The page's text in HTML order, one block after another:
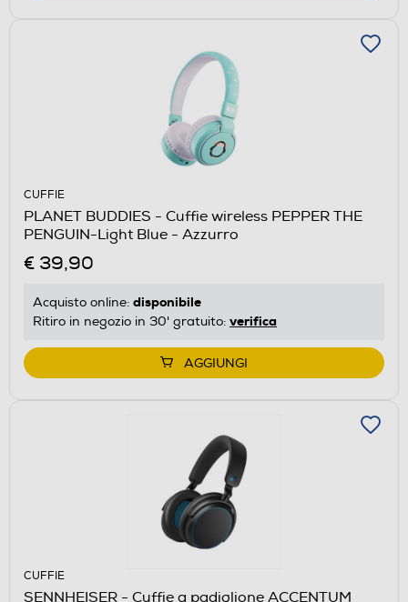
CUFFIE
PLANET BUDDIES - Cuffie wireless PEPPER THE
PENGUIN-Light Blue - Azzurro
€ 39,90
Acquisto online: disponibile
Ritiro in negozio in 30' gratuito: verifica
AGGIUNGI
CUFFIE
SENNHEISER - Cuffie a padiglione ACCENTUM